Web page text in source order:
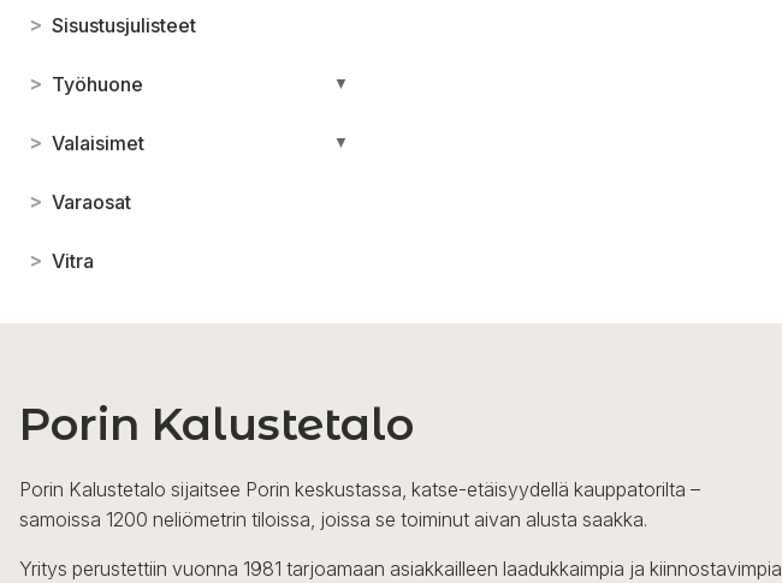
> Sisustusjulisteet
> Työhuone ▼
> Valaisimet ▼
> Varaosat
> Vitra
Porin Kalustetalo
Porin Kalustetalo sijaitsee Porin keskustassa, katse-etäisyydellä kauppatorilta –
samoissa 1200 neliömetrin tiloissa, joissa se toiminut aivan alusta saakka.
Yritys perustettiin vuonna 1981 tarjoamaan asiakkailleen laadukkaimpia ja kiinnostavimpia